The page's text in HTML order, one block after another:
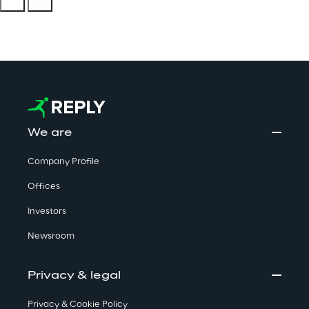
We are
Company Profile
Offices
Investors
Newsroom
Privacy & legal
Privacy & Cookie Policy